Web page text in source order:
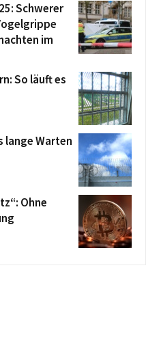
Schwerer
im
So läuft es
lange Warten
Ohne